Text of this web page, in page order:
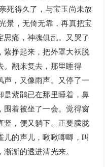
死得久了，与宝玉尚未放
景，无倚无靠，再真把宝
思痛，神魂俱乱。又哭了
紥挣起来，把外罩大袄脱
。翻来复去，那里睡得
声，又像雨声。又停了一
是紫鹃已在那里睡着，鼻
围着被坐了一会。觉得窗
竖，便又躺下。正要朦胧
的声儿，啾啾唧唧，叫
渐的透进清光来。